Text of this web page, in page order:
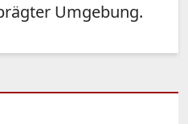
Umgebung.